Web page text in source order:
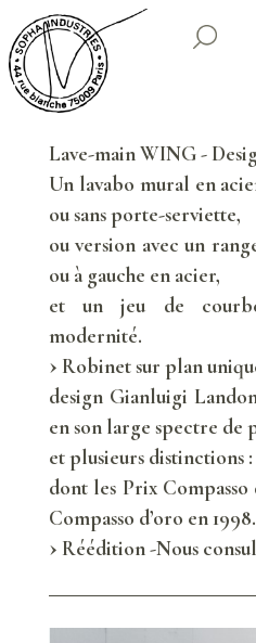
SOPHA
NOS
TIRAGES
Lave-main WING -
Un lavabo mural en
ou sans porte-serviette,
ou version avec un
ou à gauche en acier,
et un jeu de
modernité.
Robinet sur plan
design Gianluigi
en son large spectre de
et plusieurs distinctions :
dont les Prix Compasso
Compasso d’oro en 1998.
Réédition -Nous